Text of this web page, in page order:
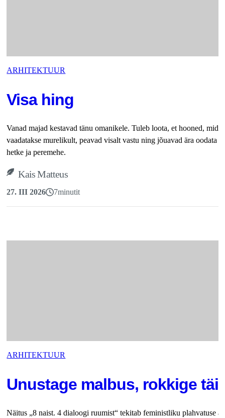
ARHITEKTUUR
Visa hing
Vanad majad kestavad tänu omanikele. Tuleb loota, et hooned, mida
vaadatakse murelikult, peavad visalt vastu ning jõuavad ära oodata
hetke ja peremehe.
Kais Matteus
27. III 2026 7minutit
ARHITEKTUUR
Unustage malbus, rokkige
Näitus „8 naist. 4 dialoogi ruumist“ tekitab feministliku plahvatuse